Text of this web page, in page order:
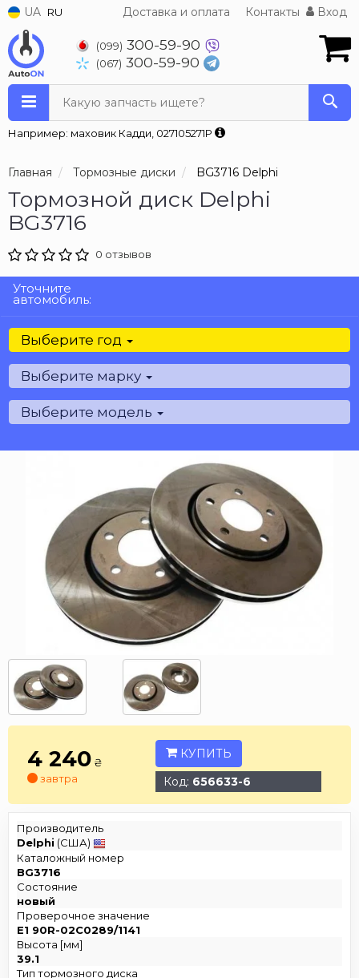
UA RU Доставка и оплата Контакты Вход
(099) 300-59-90
(067) 300-59-90
Какую запчасть ищете?
Например: маховик Кадди, 027105271P
Главная Тормозные диски BG3716 Delphi
Тормозной диск Delphi
BG3716
0 отзывов
Уточните
автомобиль:
Выберите год
Выберите марку
Выберите модель
4 240 ₴
завтра
КУПИТЬ
Код: 656633-6
Производитель
Delphi (США)
Каталожный номер
BG3716
Состояние
новый
Проверочное значение
E1 90R-02C0289/1141
Высота [мм]
39.1
Тип тормозного диска